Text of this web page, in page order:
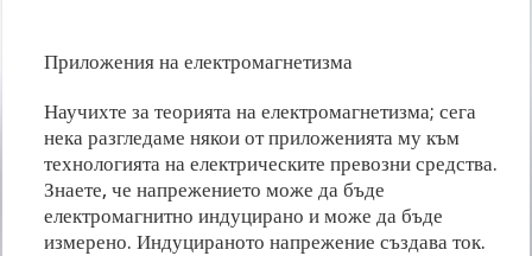
Приложения на електромагнетизма
Научихте за теорията на електромагнетизма; сега
нека разгледаме някои от приложенията му към
технологията на електрическите превозни средства.
Знаете, че напрежението може да бъде
електромагнитно индуцирано и може да бъде
измерено. Индуцираното напрежение създава ток.